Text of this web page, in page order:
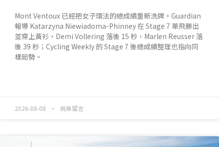
Mont Ventoux 已經把女子環法的總成績重新洗牌。Guardian
報導 Katarzyna Niewiadoma-Phinney 在 Stage 7 單飛勝出
並穿上黃衫，Demi Vollering 落後 15 秒，Marlen Reusser 落
後 39 秒；Cycling Weekly 的 Stage 7 後總成績整理也指向同
樣局勢。
2026-08-08 尚無留言